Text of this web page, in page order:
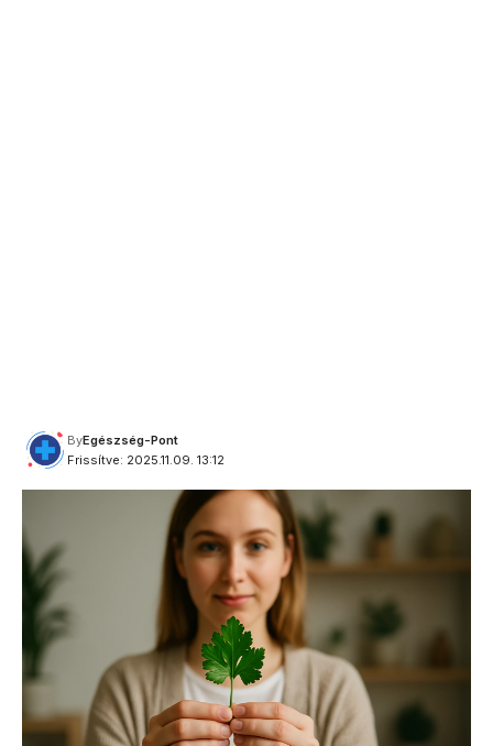
Frissítve: 2025.11.09. 13:12
ByEgészség-Pont